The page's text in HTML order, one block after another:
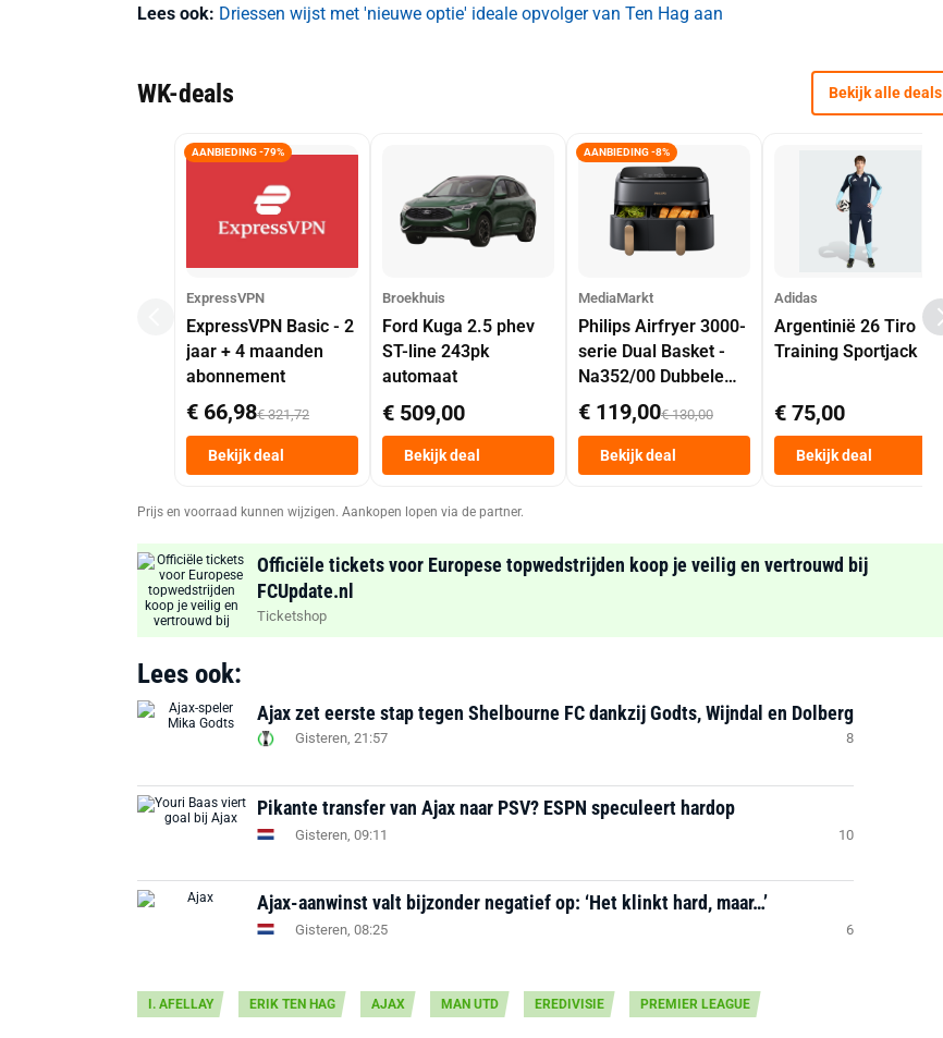
Lees ook: Driessen wijst met 'nieuwe optie' ideale opvolger van Ten Hag aan
WK-deals Bekijk alle deals
AANBIEDING -79%
ExpressVPN
ExpressVPN Basic - 2
jaar + 4 maanden
abonnement
€ 66,98€ 321,72
Bekijk deal
Broekhuis
Ford Kuga 2.5 phev
ST-line 243pk
automaat
€ 509,00
Bekijk deal
AANBIEDING -8%
MediaMarkt
Philips Airfryer 3000-
serie Dual Basket -
Na352/00 Dubbele
Mand 9 L Tot 6
Personen
Heteluchtfriteuse
Zwart
€ 119,00€ 130,00
Bekijk deal
Adidas
Argentinië 26 Tiro
Training Sportjack
€ 75,00
Bekijk deal
Prijs en voorraad kunnen wijzigen. Aankopen lopen via de partner.
Officiële tickets voor Europese topwedstrijden koop je veilig en vertrouwd bij
FCUpdate.nl
Ticketshop
Lees ook:
Ajax zet eerste stap tegen Shelbourne FC dankzij Godts, Wijndal en Dolberg
Gisteren, 21:57 8
Pikante transfer van Ajax naar PSV? ESPN speculeert hardop
Gisteren, 09:11 10
Ajax-aanwinst valt bijzonder negatief op: ‘Het klinkt hard, maar…’
Gisteren, 08:25 6
I. AFELLAY ERIK TEN HAG AJAX MAN UTD EREDIVISIE PREMIER LEAGUE